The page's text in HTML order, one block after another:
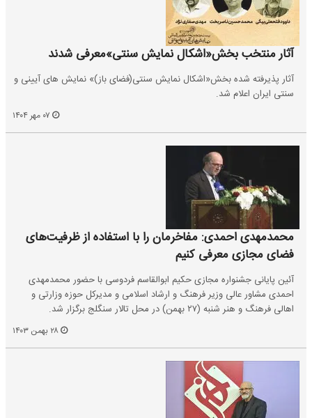
آثار منتخب بخش«اشکال نمایش سنتی»معرفی شدند
آثار پذیرفته شده بخش«اشکال نمایش سنتی(فضای باز)» نمایش های آیینی و
سنتی ایران اعلام شد.
محمدمهدی احمدی: مفاخرمان را با استفاده از ظرفیت‌های
فضای مجازی معرفی کنیم
آئین پایانی جشنواره مجازی حکیم ابوالقاسم فردوسی با حضور محمدمهدی
احمدی مشاور عالی وزیر فرهنگ و ارشاد اسلامی و مدیرکل حوزه وزارتی‌ و
اهالی فرهنگ و هنر شنبه (۲۷ بهمن) در محل تالار سنگلج برگزار شد.